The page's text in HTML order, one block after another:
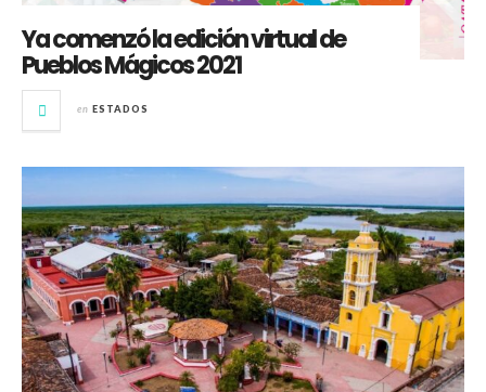
Ya comenzó la edición virtual de
Pueblos Mágicos 2021
en ESTADOS